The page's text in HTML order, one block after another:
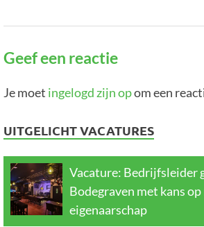
Geef een reactie
Je moet ingelogd zijn opom een
UITGELICHT VACATURES
Vacature: Bedrijfsleider
Bodegraven met kans
eigenaarschap